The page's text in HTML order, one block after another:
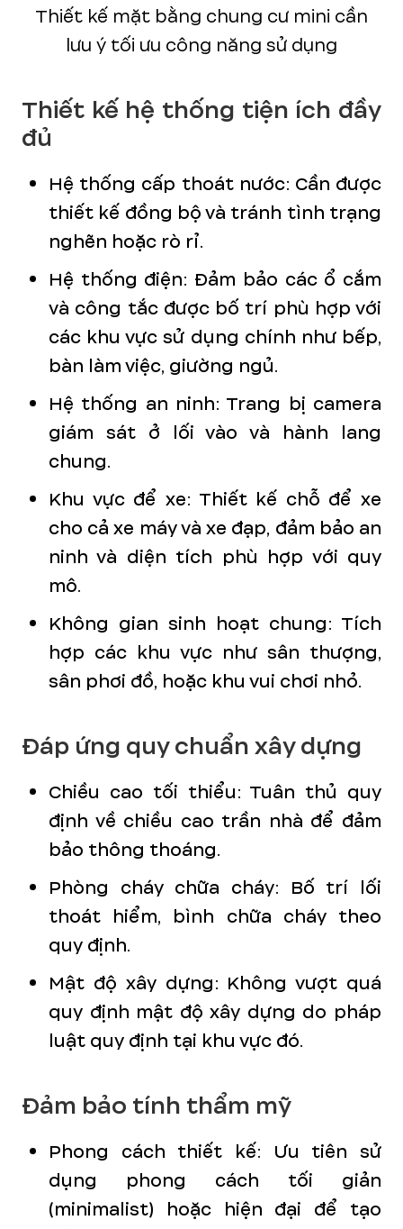
Thiết kế mặt bằng chung cư mini cần
lưu ý tối ưu công năng sử dụng
Thiết kế hệ thống tiện ích đầy
đủ
Hệ thống cấp thoát nước: Cần được
thiết kế đồng bộ và tránh tình trạng
nghẽn hoặc rò rỉ.
Hệ thống điện: Đảm bảo các ổ cắm
và công tắc được bố trí phù hợp với
các khu vực sử dụng chính như bếp,
bàn làm việc, giường ngủ.
Hệ thống an ninh: Trang bị camera
giám sát ở lối vào và hành lang
chung.
Khu vực để xe: Thiết kế chỗ để xe
cho cả xe máy và xe đạp, đảm bảo an
ninh và diện tích phù hợp với quy
mô.
Không gian sinh hoạt chung: Tích
hợp các khu vực như sân thượng,
sân phơi đồ, hoặc khu vui chơi nhỏ.
Đáp ứng quy chuẩn xây dựng
Chiều cao tối thiểu: Tuân thủ quy
định về chiều cao trần nhà để đảm
bảo thông thoáng.
Phòng cháy chữa cháy: Bố trí lối
thoát hiểm, bình chữa cháy theo
quy định.
Mật độ xây dựng: Không vượt quá
quy định mật độ xây dựng do pháp
luật quy định tại khu vực đó.
Đảm bảo tính thẩm mỹ
Phong cách thiết kế: Ưu tiên sử
dụng phong cách tối giản
(minimalist) hoặc hiện đại để tạo